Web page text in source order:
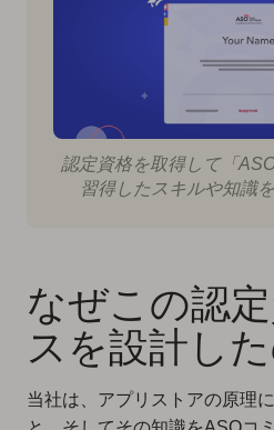
認定資格を取得して「
習得したスキルや知識
なぜこの認
スを設計し
当社は、アプリストアの原理